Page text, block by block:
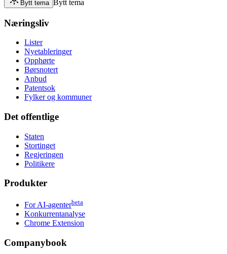
Bytt tema Bytt tema
Næringsliv
Lister
Nyetableringer
Opphørte
Børsnotert
Anbud
Patentsok
Fylker og kommuner
Det offentlige
Staten
Stortinget
Regjeringen
Politikere
Produkter
For AI-agenterbeta
Konkurrentanalyse
Chrome Extension
Companybook